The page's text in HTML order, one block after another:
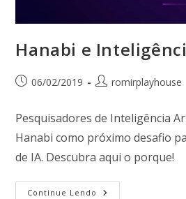
Hanabi e
06/02/2019 romirplayhouse
Pesquisadores de Inteligência
Hanabi como próximo desafio
de IA. Descubra aqui o porque!
Continue Lendo